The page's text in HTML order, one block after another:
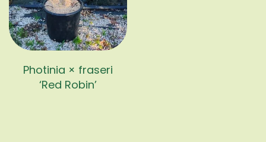
Photinia × fraseri
‘Red Robin’